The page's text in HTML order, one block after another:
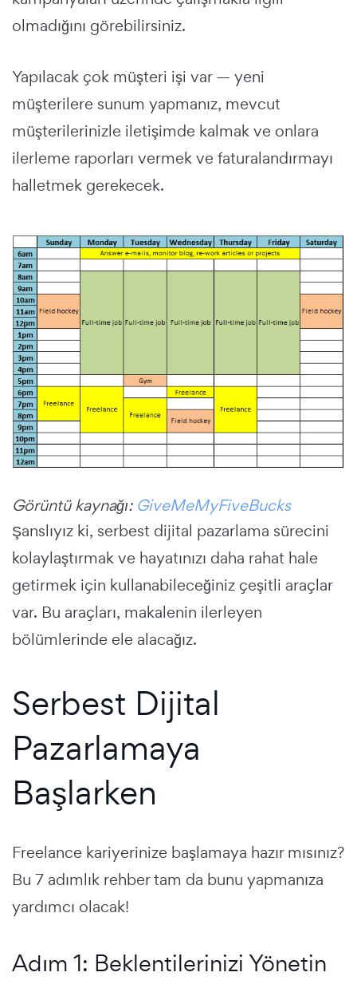
olmadığını görebilirsiniz.
Yapılacak çok müşteri işi var — yeni
müşterilere sunum yapmanız, mevcut
müşterilerinizle iletişimde kalmak ve onlara
ilerleme raporları vermek ve faturalandırmayı
halletmek gerekecek.
Görüntü kaynağı: GiveMeMyFiveBucks
Şanslıyız ki, serbest dijital pazarlama sürecini
kolaylaştırmak ve hayatınızı daha rahat hale
getirmek için kullanabileceğiniz çeşitli araçlar
var. Bu araçları, makalenin ilerleyen
bölümlerinde ele alacağız.
Serbest Dijital
Pazarlamaya
Başlarken
Freelance kariyerinize başlamaya hazır mısınız?
Bu 7 adımlık rehber tam da bunu yapmanıza
yardımcı olacak!
Adım 1: Beklentilerinizi Yönetin